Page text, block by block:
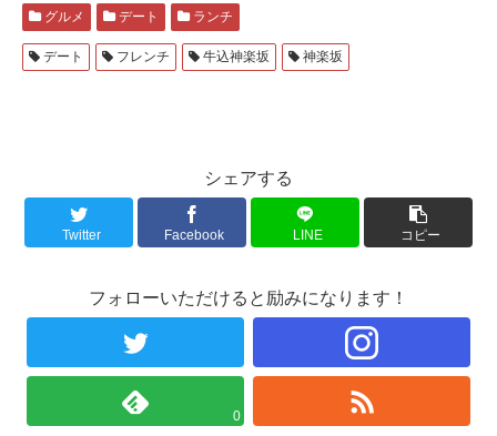
グルメ デート ランチ
デート フレンチ 牛込神楽坂 神楽坂
シェアする
Twitter Facebook LINE コピー
フォローいただけると励みになります！
0